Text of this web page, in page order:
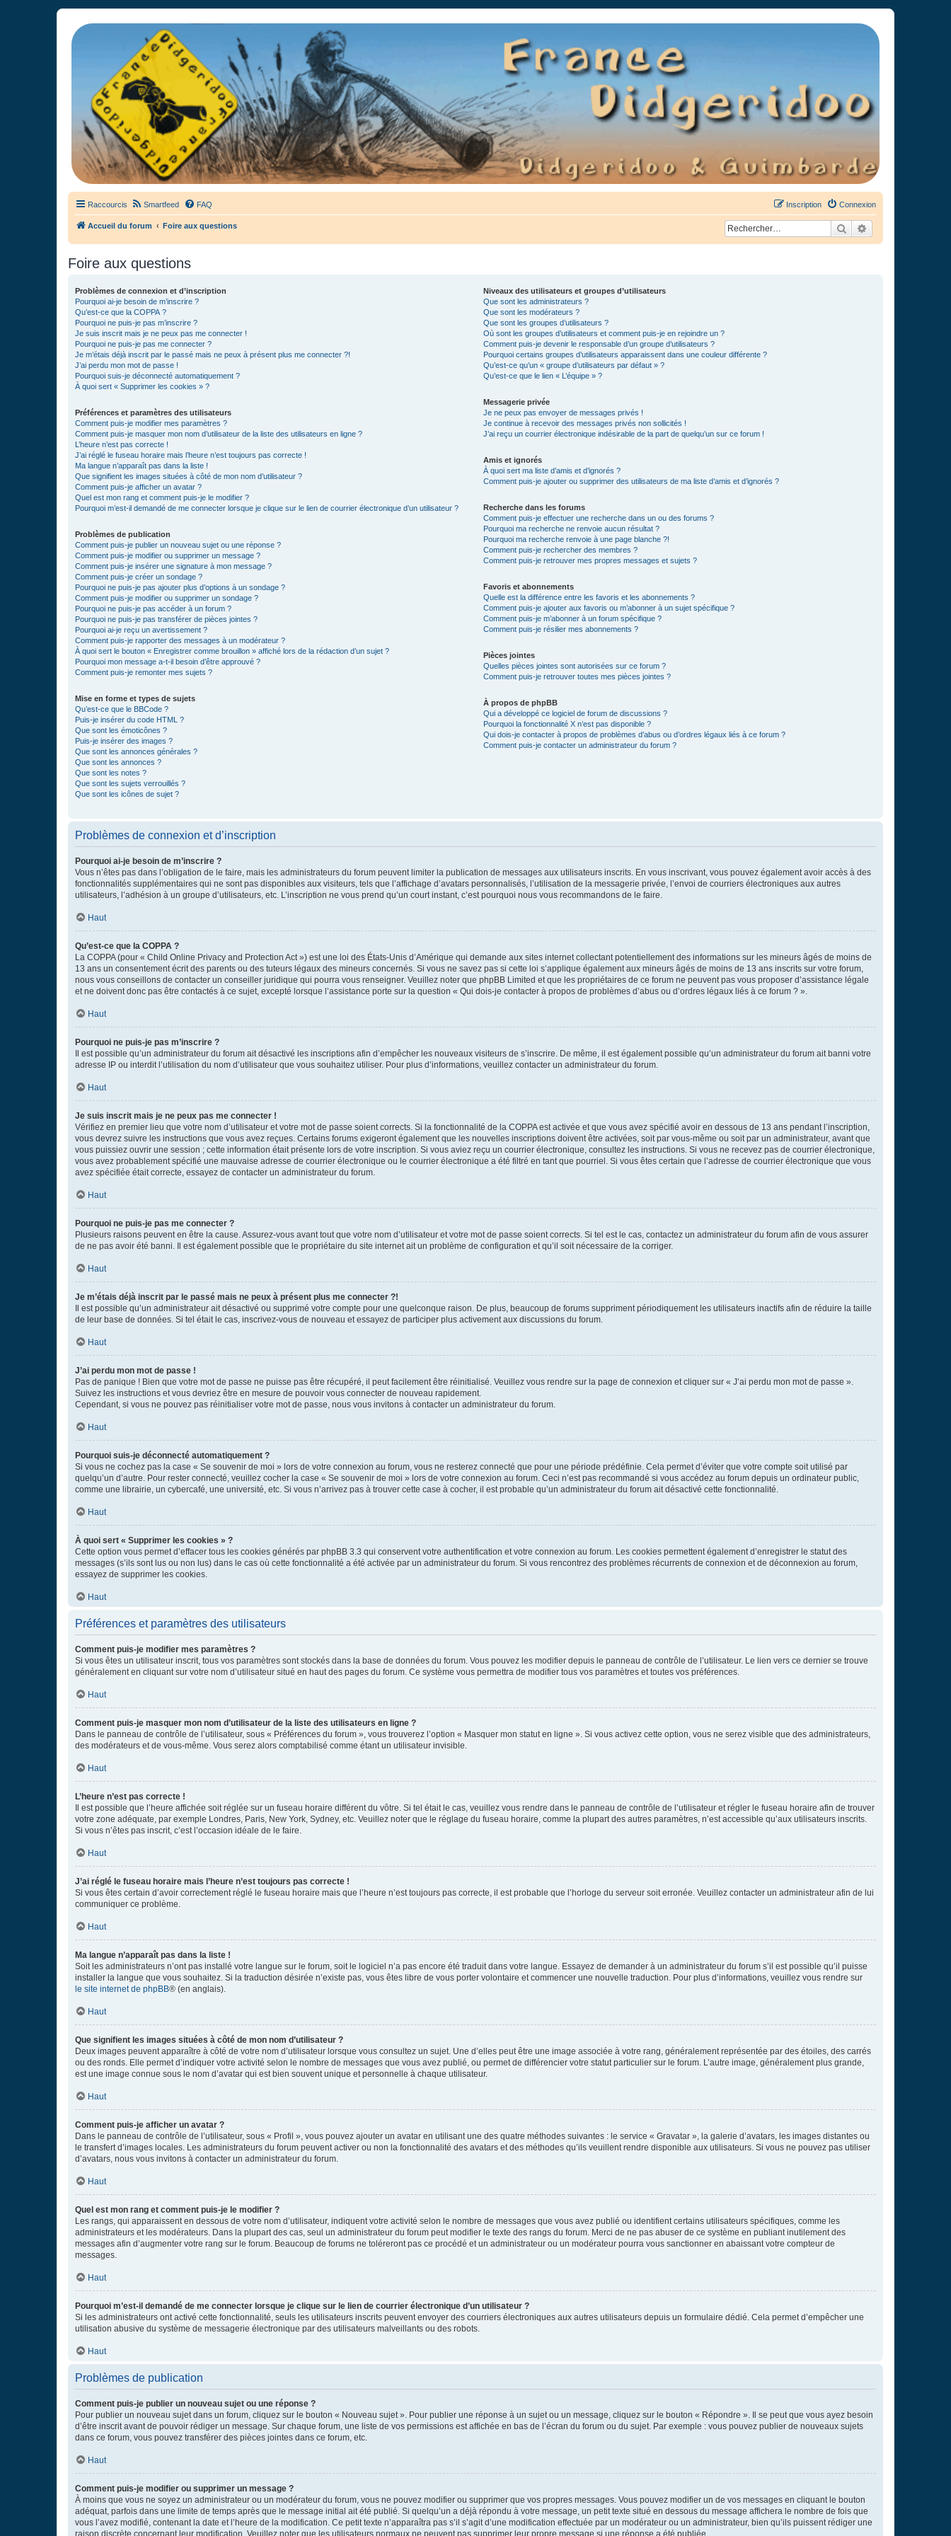
France Didgeridoo
Didgeridoo et Guimbarde sur France Didgeridoo - retrouvez la communauté.
Raccourcis Smartfeed FAQ Connexion
Inscription
Accueil du forum Foire aux questions Rechercher
Foire aux questions
Problèmes de connexion et d’inscription
Pourquoi ai-je besoin de m’inscrire ?
Qu’est-ce que la COPPA ?
Pourquoi ne puis-je pas m’inscrire ?
Je suis inscrit mais je ne peux pas me connecter !
Pourquoi ne puis-je pas me connecter ?
Je m’étais déjà inscrit par le passé mais ne peux à présent plus me connecter ?!
J’ai perdu mon mot de passe !
Pourquoi suis-je déconnecté automatiquement ?
À quoi sert « Supprimer les cookies » ?
Préférences et paramètres des utilisateurs
Comment puis-je modifier mes paramètres ?
Comment puis-je masquer mon nom d’utilisateur de la liste des utilisateurs en ligne ?
L’heure n’est pas correcte !
J’ai réglé le fuseau horaire mais l’heure n’est toujours pas correcte !
Ma langue n’apparaît pas dans la liste !
Que signifient les images situées à côté de mon nom d’utilisateur ?
Comment puis-je afficher un avatar ?
Quel est mon rang et comment puis-je le modifier ?
Pourquoi m’est-il demandé de me connecter lorsque je clique sur le lien de courrier électronique d’un utilisateur ?
Problèmes de publication
Comment puis-je publier un nouveau sujet ou une réponse ?
Comment puis-je modifier ou supprimer un message ?
Comment puis-je insérer une signature à mon message ?
Comment puis-je créer un sondage ?
Pourquoi ne puis-je pas ajouter plus d’options à un sondage ?
Comment puis-je modifier ou supprimer un sondage ?
Pourquoi ne puis-je pas accéder à un forum ?
Pourquoi ne puis-je pas transférer de pièces jointes ?
Pourquoi ai-je reçu un avertissement ?
Comment puis-je rapporter des messages à un modérateur ?
À quoi sert le bouton « Enregistrer comme brouillon » affiché lors de la rédaction d’un sujet ?
Pourquoi mon message a-t-il besoin d’être approuvé ?
Comment puis-je remonter mes sujets ?
Mise en forme et types de sujets
Qu’est-ce que le BBCode ?
Puis-je insérer du code HTML ?
Que sont les émoticônes ?
Puis-je insérer des images ?
Que sont les annonces générales ?
Que sont les annonces ?
Que sont les notes ?
Que sont les sujets verrouillés ?
Que sont les icônes de sujet ?
Niveaux des utilisateurs et groupes d’utilisateurs
Que sont les administrateurs ?
Que sont les modérateurs ?
Que sont les groupes d’utilisateurs ?
Où sont les groupes d’utilisateurs et comment puis-je en rejoindre un ?
Comment puis-je devenir le responsable d’un groupe d’utilisateurs ?
Pourquoi certains groupes d’utilisateurs apparaissent dans une couleur différente ?
Qu’est-ce qu’un « groupe d’utilisateurs par défaut » ?
Qu’est-ce que le lien « L’équipe » ?
Messagerie privée
Je ne peux pas envoyer de messages privés !
Je continue à recevoir des messages privés non sollicités !
J’ai reçu un courrier électronique indésirable de la part de quelqu’un sur ce forum !
Amis et ignorés
À quoi sert ma liste d’amis et d’ignorés ?
Comment puis-je ajouter ou supprimer des utilisateurs de ma liste d’amis et d’ignorés ?
Recherche dans les forums
Comment puis-je effectuer une recherche dans un ou des forums ?
Pourquoi ma recherche ne renvoie aucun résultat ?
Pourquoi ma recherche renvoie à une page blanche ?!
Comment puis-je rechercher des membres ?
Comment puis-je retrouver mes propres messages et sujets ?
Favoris et abonnements
Quelle est la différence entre les favoris et les abonnements ?
Comment puis-je ajouter aux favoris ou m’abonner à un sujet spécifique ?
Comment puis-je m’abonner à un forum spécifique ?
Comment puis-je résilier mes abonnements ?
Pièces jointes
Quelles pièces jointes sont autorisées sur ce forum ?
Comment puis-je retrouver toutes mes pièces jointes ?
À propos de phpBB
Qui a développé ce logiciel de forum de discussions ?
Pourquoi la fonctionnalité X n’est pas disponible ?
Qui dois-je contacter à propos de problèmes d’abus ou d’ordres légaux liés à ce forum ?
Comment puis-je contacter un administrateur du forum ?
Problèmes de connexion et d’inscription
Pourquoi ai-je besoin de m’inscrire ?
Vous n’êtes pas dans l’obligation de le faire, mais les administrateurs du forum peuvent limiter la publication de messages aux utilisateurs inscrits. En vous inscrivant, vous pouvez également avoir accès à des
fonctionnalités supplémentaires qui ne sont pas disponibles aux visiteurs, tels que l’affichage d’avatars personnalisés, l’utilisation de la messagerie privée, l’envoi de courriers électroniques aux autres
utilisateurs, l’adhésion à un groupe d’utilisateurs, etc. L’inscription ne vous prend qu’un court instant, c’est pourquoi nous vous recommandons de le faire.
Haut
Qu’est-ce que la COPPA ?
La COPPA (pour « Child Online Privacy and Protection Act ») est une loi des États-Unis d’Amérique qui demande aux sites internet collectant potentiellement des informations sur les mineurs âgés de moins de
13 ans un consentement écrit des parents ou des tuteurs légaux des mineurs concernés. Si vous ne savez pas si cette loi s’applique également aux mineurs âgés de moins de 13 ans inscrits sur votre forum,
nous vous conseillons de contacter un conseiller juridique qui pourra vous renseigner. Veuillez noter que phpBB Limited et que les propriétaires de ce forum ne peuvent pas vous proposer d’assistance légale
et ne doivent donc pas être contactés à ce sujet, excepté lorsque l’assistance porte sur la question « Qui dois-je contacter à propos de problèmes d’abus ou d’ordres légaux liés à ce forum ? ».
Haut
Pourquoi ne puis-je pas m’inscrire ?
Il est possible qu’un administrateur du forum ait désactivé les inscriptions afin d’empêcher les nouveaux visiteurs de s’inscrire. De même, il est également possible qu’un administrateur du forum ait banni votre
adresse IP ou interdit l’utilisation du nom d’utilisateur que vous souhaitez utiliser. Pour plus d’informations, veuillez contacter un administrateur du forum.
Haut
Je suis inscrit mais je ne peux pas me connecter !
Vérifiez en premier lieu que votre nom d’utilisateur et votre mot de passe soient corrects. Si la fonctionnalité de la COPPA est activée et que vous avez spécifié avoir en dessous de 13 ans pendant l’inscription,
vous devrez suivre les instructions que vous avez reçues. Certains forums exigeront également que les nouvelles inscriptions doivent être activées, soit par vous-même ou soit par un administrateur, avant que
vous puissiez ouvrir une session ; cette information était présente lors de votre inscription. Si vous aviez reçu un courrier électronique, consultez les instructions. Si vous ne recevez pas de courrier électronique,
vous avez probablement spécifié une mauvaise adresse de courrier électronique ou le courrier électronique a été filtré en tant que pourriel. Si vous êtes certain que l’adresse de courrier électronique que vous
avez spécifiée était correcte, essayez de contacter un administrateur du forum.
Haut
Pourquoi ne puis-je pas me connecter ?
Plusieurs raisons peuvent en être la cause. Assurez-vous avant tout que votre nom d’utilisateur et votre mot de passe soient corrects. Si tel est le cas, contactez un administrateur du forum afin de vous assurer
de ne pas avoir été banni. Il est également possible que le propriétaire du site internet ait un problème de configuration et qu’il soit nécessaire de la corriger.
Haut
Je m’étais déjà inscrit par le passé mais ne peux à présent plus me connecter ?!
Il est possible qu’un administrateur ait désactivé ou supprimé votre compte pour une quelconque raison. De plus, beaucoup de forums suppriment périodiquement les utilisateurs inactifs afin de réduire la taille
de leur base de données. Si tel était le cas, inscrivez-vous de nouveau et essayez de participer plus activement aux discussions du forum.
Haut
J’ai perdu mon mot de passe !
Pas de panique ! Bien que votre mot de passe ne puisse pas être récupéré, il peut facilement être réinitialisé. Veuillez vous rendre sur la page de connexion et cliquer sur « J’ai perdu mon mot de passe ».
Suivez les instructions et vous devriez être en mesure de pouvoir vous connecter de nouveau rapidement.
Cependant, si vous ne pouvez pas réinitialiser votre mot de passe, nous vous invitons à contacter un administrateur du forum.
Haut
Pourquoi suis-je déconnecté automatiquement ?
Si vous ne cochez pas la case « Se souvenir de moi » lors de votre connexion au forum, vous ne resterez connecté que pour une période prédéfinie. Cela permet d’éviter que votre compte soit utilisé par
quelqu’un d’autre. Pour rester connecté, veuillez cocher la case « Se souvenir de moi » lors de votre connexion au forum. Ceci n’est pas recommandé si vous accédez au forum depuis un ordinateur public,
comme une librairie, un cybercafé, une université, etc. Si vous n’arrivez pas à trouver cette case à cocher, il est probable qu’un administrateur du forum ait désactivé cette fonctionnalité.
Haut
À quoi sert « Supprimer les cookies » ?
Cette option vous permet d’effacer tous les cookies générés par phpBB 3.3 qui conservent votre authentification et votre connexion au forum. Les cookies permettent également d’enregistrer le statut des
messages (s’ils sont lus ou non lus) dans le cas où cette fonctionnalité a été activée par un administrateur du forum. Si vous rencontrez des problèmes récurrents de connexion et de déconnexion au forum,
essayez de supprimer les cookies.
Haut
Préférences et paramètres des utilisateurs
Comment puis-je modifier mes paramètres ?
Si vous êtes un utilisateur inscrit, tous vos paramètres sont stockés dans la base de données du forum. Vous pouvez les modifier depuis le panneau de contrôle de l’utilisateur. Le lien vers ce dernier se trouve
généralement en cliquant sur votre nom d’utilisateur situé en haut des pages du forum. Ce système vous permettra de modifier tous vos paramètres et toutes vos préférences.
Haut
Comment puis-je masquer mon nom d’utilisateur de la liste des utilisateurs en ligne ?
Dans le panneau de contrôle de l’utilisateur, sous « Préférences du forum », vous trouverez l’option « Masquer mon statut en ligne ». Si vous activez cette option, vous ne serez visible que des administrateurs,
des modérateurs et de vous-même. Vous serez alors comptabilisé comme étant un utilisateur invisible.
Haut
L’heure n’est pas correcte !
Il est possible que l’heure affichée soit réglée sur un fuseau horaire différent du vôtre. Si tel était le cas, veuillez vous rendre dans le panneau de contrôle de l’utilisateur et régler le fuseau horaire afin de trouver
votre zone adéquate, par exemple Londres, Paris, New York, Sydney, etc. Veuillez noter que le réglage du fuseau horaire, comme la plupart des autres paramètres, n’est accessible qu’aux utilisateurs inscrits.
Si vous n’êtes pas inscrit, c’est l’occasion idéale de le faire.
Haut
J’ai réglé le fuseau horaire mais l’heure n’est toujours pas correcte !
Si vous êtes certain d’avoir correctement réglé le fuseau horaire mais que l’heure n’est toujours pas correcte, il est probable que l’horloge du serveur soit erronée. Veuillez contacter un administrateur afin de lui
communiquer ce problème.
Haut
Ma langue n’apparaît pas dans la liste !
Soit les administrateurs n’ont pas installé votre langue sur le forum, soit le logiciel n’a pas encore été traduit dans votre langue. Essayez de demander à un administrateur du forum s’il est possible qu’il puisse
installer la langue que vous souhaitez. Si la traduction désirée n’existe pas, vous êtes libre de vous porter volontaire et commencer une nouvelle traduction. Pour plus d’informations, veuillez vous rendre sur
le site internet de phpBB® (en anglais).
Haut
Que signifient les images situées à côté de mon nom d’utilisateur ?
Deux images peuvent apparaître à côté de votre nom d’utilisateur lorsque vous consultez un sujet. Une d’elles peut être une image associée à votre rang, généralement représentée par des étoiles, des carrés
ou des ronds. Elle permet d’indiquer votre activité selon le nombre de messages que vous avez publié, ou permet de différencier votre statut particulier sur le forum. L’autre image, généralement plus grande,
est une image connue sous le nom d’avatar qui est bien souvent unique et personnelle à chaque utilisateur.
Haut
Comment puis-je afficher un avatar ?
Dans le panneau de contrôle de l’utilisateur, sous « Profil », vous pouvez ajouter un avatar en utilisant une des quatre méthodes suivantes : le service « Gravatar », la galerie d’avatars, les images distantes ou
le transfert d’images locales. Les administrateurs du forum peuvent activer ou non la fonctionnalité des avatars et des méthodes qu’ils veuillent rendre disponible aux utilisateurs. Si vous ne pouvez pas utiliser
d’avatars, nous vous invitons à contacter un administrateur du forum.
Haut
Quel est mon rang et comment puis-je le modifier ?
Les rangs, qui apparaissent en dessous de votre nom d’utilisateur, indiquent votre activité selon le nombre de messages que vous avez publié ou identifient certains utilisateurs spécifiques, comme les
administrateurs et les modérateurs. Dans la plupart des cas, seul un administrateur du forum peut modifier le texte des rangs du forum. Merci de ne pas abuser de ce système en publiant inutilement des
messages afin d’augmenter votre rang sur le forum. Beaucoup de forums ne toléreront pas ce procédé et un administrateur ou un modérateur pourra vous sanctionner en abaissant votre compteur de
messages.
Haut
Pourquoi m’est-il demandé de me connecter lorsque je clique sur le lien de courrier électronique d’un utilisateur ?
Si les administrateurs ont activé cette fonctionnalité, seuls les utilisateurs inscrits peuvent envoyer des courriers électroniques aux autres utilisateurs depuis un formulaire dédié. Cela permet d’empêcher une
utilisation abusive du système de messagerie électronique par des utilisateurs malveillants ou des robots.
Haut
Problèmes de publication
Comment puis-je publier un nouveau sujet ou une réponse ?
Pour publier un nouveau sujet dans un forum, cliquez sur le bouton « Nouveau sujet ». Pour publier une réponse à un sujet ou un message, cliquez sur le bouton « Répondre ». Il se peut que vous ayez besoin
d’être inscrit avant de pouvoir rédiger un message. Sur chaque forum, une liste de vos permissions est affichée en bas de l’écran du forum ou du sujet. Par exemple : vous pouvez publier de nouveaux sujets
dans ce forum, vous pouvez transférer des pièces jointes dans ce forum, etc.
Haut
Comment puis-je modifier ou supprimer un message ?
À moins que vous ne soyez un administrateur ou un modérateur du forum, vous ne pouvez modifier ou supprimer que vos propres messages. Vous pouvez modifier un de vos messages en cliquant le bouton
adéquat, parfois dans une limite de temps après que le message initial ait été publié. Si quelqu’un a déjà répondu à votre message, un petit texte situé en dessous du message affichera le nombre de fois que
vous l’avez modifié, contenant la date et l’heure de la modification. Ce petit texte n’apparaîtra pas s’il s’agit d’une modification effectuée par un modérateur ou un administrateur, bien qu’ils puissent rédiger une
raison discrète concernant leur modification. Veuillez noter que les utilisateurs normaux ne peuvent pas supprimer leur propre message si une réponse a été publiée.